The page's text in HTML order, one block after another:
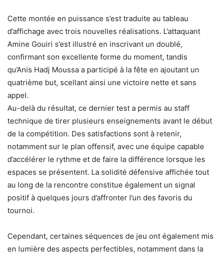
Cette montée en puissance s’est traduite au tableau
d’affichage avec trois nouvelles réalisations. L’attaquant
Amine Gouiri s’est illustré en inscrivant un doublé,
confirmant son excellente forme du moment, tandis
qu’Anis Hadj Moussa a participé à la fête en ajoutant un
quatrième but, scellant ainsi une victoire nette et sans
appel.
Au-delà du résultat, ce dernier test a permis au staff
technique de tirer plusieurs enseignements avant le début
de la compétition. Des satisfactions sont à retenir,
notamment sur le plan offensif, avec une équipe capable
d’accélérer le rythme et de faire la différence lorsque les
espaces se présentent. La solidité défensive affichée tout
au long de la rencontre constitue également un signal
positif à quelques jours d’affronter l’un des favoris du
tournoi.
Cependant, certaines séquences de jeu ont également mis
en lumière des aspects perfectibles, notamment dans la